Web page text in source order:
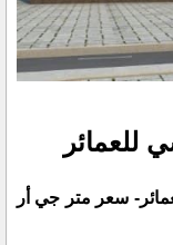
سعر متر جي أر